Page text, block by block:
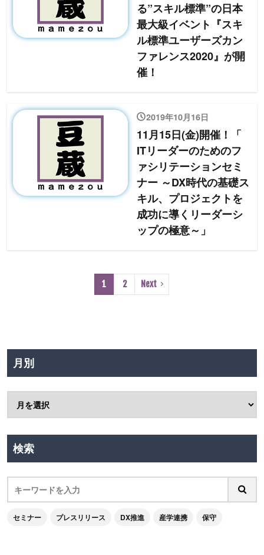
る”スキル標準”の日本
最大級イベント『スキ
ル標準ユーザーズカン
ファレンス2020』が開
催！
2019年10月16日
11月15日(金)開催！「
ITリーダーのためのフ
ァシリテーションセミ
ナー ～DX時代の基礎ス
キル、プロジェクトを
成功に導くリーダーシ
ップの極意～」
1 2 Next
月別
検索
セミナー プレスリリース DX推進 産学連携 保守